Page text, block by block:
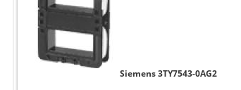
Siemens 3TY7543-0AG2